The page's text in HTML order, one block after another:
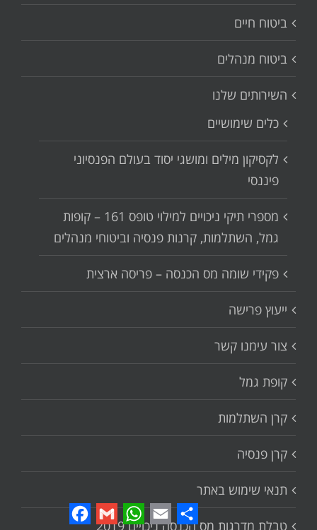
ביטוח חיים
ביטוח מנהלים
השירותים שלנו
כלים שימושיים
לקסיקון מילים ומושגי יסוד בעולם הפנסיוני
פיננסי
מספרי תיקי ניכויים למילוי טופס 161 – קופות
גמל, השתלמות, קרנות פנסיה וביטוחי מנהלים
פקידי שומה מס הכנסה – פריסה ארצית
ייעוץ פרישה
צור עימנו קשר
קופת גמל
קרן השתלמות
קרן פנסיה
תנאי שימוש באתר
טבלת מדרגות מס הכנסה ניכויים 2019
FacebookGmail
WhatsAppEmailShare